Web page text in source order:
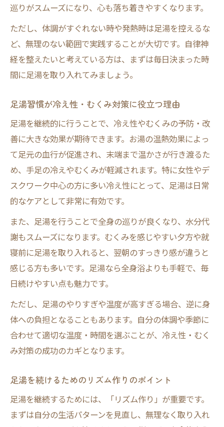
巡りがスムーズになり、心も落ち着きやすくなります。
ただし、体調がすぐれない時や発熱時は足湯を控えるな
ど、無理のない範囲で実践することが大切です。自律神
経を整えたいと考えている方は、まずは毎日決まった時
間に足湯を取り入れてみましょう。
足湯習慣が冷え性・むくみ対策に役立つ理由
足湯を継続的に行うことで、冷え性やむくみの予防・改
善に大きな効果が期待できます。お湯の温熱効果によっ
て足元の血行が促進され、末端まで温かさが行き渡るた
め、手足の冷えやむくみが軽減されます。特に女性やデ
スクワーク中心の方に多い冷え性にとって、足湯は日常
的なケアとして非常に有効です。
また、足湯を行うことで全身の巡りが良くなり、水分代
謝もスムーズになります。むくみを感じやすい夕方や就
寝前に足湯を取り入れると、翌朝のすっきり感が違うと
感じる方も多いです。足湯なら全身浴よりも手軽で、毎
日続けやすい点も魅力です。
ただし、足湯のやりすぎや温度が高すぎる場合、逆に身
体への負担となることもあります。自分の体調や季節に
合わせて適切な温度・時間を選ぶことが、冷え性・むく
み対策の成功のカギとなります。
足湯を続けるためのリズム作りのポイント
足湯を継続するためには、「リズム作り」が重要です。
まずは自分の生活パターンを見直し、無理なく取り入れ